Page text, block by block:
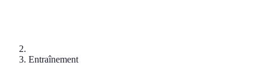
Entraînement